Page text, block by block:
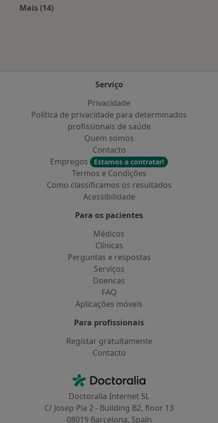
Mais (14)
Serviço
Privacidade
Política de privacidade para determinados
profissionais de saúde
Quem somos
Contacto
Empregos
Estamos a contratar!
Termos e Condições
Como classificamos os resultados
Acessibilidade
Para os pacientes
Médicos
Clínicas
Perguntas e respostas
Serviços
Doencas
FAQ
Aplicações móveis
Para profissionais
Registar gratuitamente
Contacto
Doctoralia - Homepage
Doctoralia Internet SL
C/ Josep Pla 2 - Building B2, floor 13
08019 Barcelona, Spain